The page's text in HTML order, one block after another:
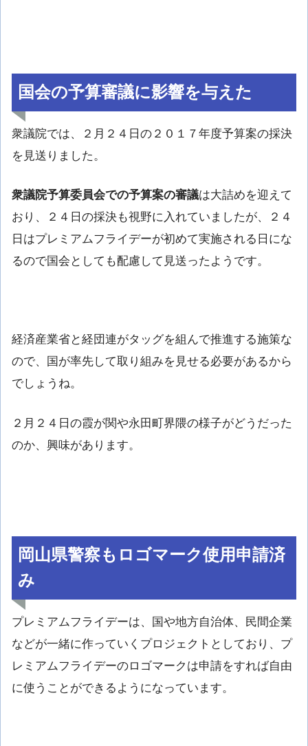
国会の予算審議に影響を与えた
衆議院では、２月２４日の２０１７年度予算案の採決
を見送りました。
衆議院予算委員会での予算案の審議は大詰めを迎えて
おり、２４日の採決も視野に入れていましたが、２４
日はプレミアムフライデーが初めて実施される日にな
るので国会としても配慮して見送ったようです。
経済産業省と経団連がタッグを組んで推進する施策な
ので、国が率先して取り組みを見せる必要があるから
でしょうね。
２月２４日の霞が関や永田町界隈の様子がどうだった
のか、興味があります。
岡山県警察もロゴマーク使用申請済
み
プレミアムフライデーは、国や地方自治体、民間企業
などが一緒に作っていくプロジェクトとしており、プ
レミアムフライデーのロゴマークは申請をすれば自由
に使うことができるようになっています。